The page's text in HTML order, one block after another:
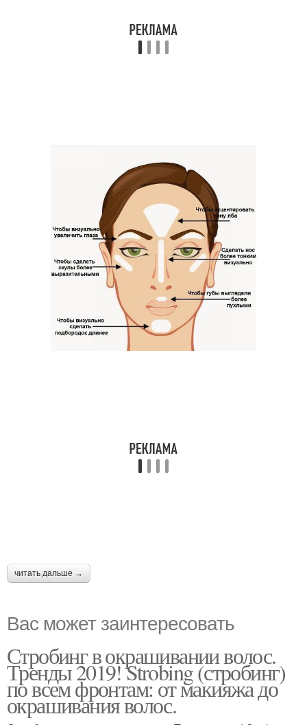
читать дальше →
Вас может заинтересовать
Стробинг в окрашивании волос.
Тренды 2019! Strobing (стробинг)
по всем фронтам: от макияжа до
окрашивания волос.